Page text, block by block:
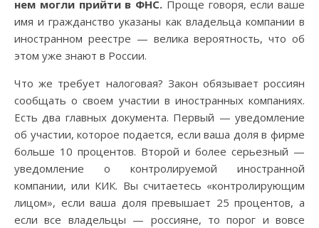
нем могли прийти в ФНС. Проще говоря, если ваше
имя и гражданство указаны как владельца компании в
иностранном реестре — велика вероятность, что об
этом уже знают в России.
Что же требует налоговая? Закон обязывает россиян
сообщать о своем участии в иностранных компаниях.
Есть два главных документа. Первый — уведомление
об участии, которое подается, если ваша доля в фирме
больше 10 процентов. Второй и более серьезный —
уведомление о контролируемой иностранной
компании, или КИК. Вы считаетесь «контролирующим
лицом», если ваша доля превышает 25 процентов, а
если все владельцы — россияне, то порог и вовсе